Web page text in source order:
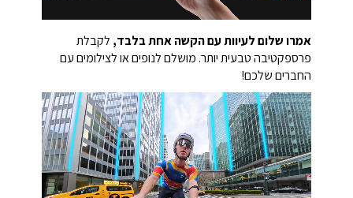
אמרו שלום לעיוות עם הקשה אחת בלבד, לקבלת
פרספקטיבה טבעית יותר. מושלם לנופים או לצילומים עם
החברים שלכם!